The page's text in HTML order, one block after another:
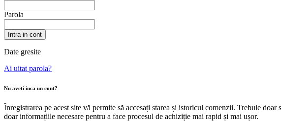
Parola
Intra in cont
Date gresite
Ai uitat parola?
Nu aveti inca un cont?
Înregistrarea pe acest site vă permite să accesați starea și istoricul comenzii. Trebuie
doar informațiile necesare pentru a face procesul de achiziție mai rapid și mai ușor.